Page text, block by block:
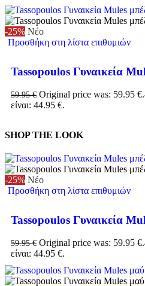
-25% Νέο
Προσθήκη στη λίστα επιθυμιών
Tassopoulos Γυναικεία
59.95€ Original price was: 59.95 €.
είναι: 44.95 €.
SHOP THE LOOK
-25% Νέο
Προσθήκη στη λίστα επιθυμιών
Tassopoulos Γυναικεία
59.95€ Original price was: 59.95 €.
είναι: 44.95 €.